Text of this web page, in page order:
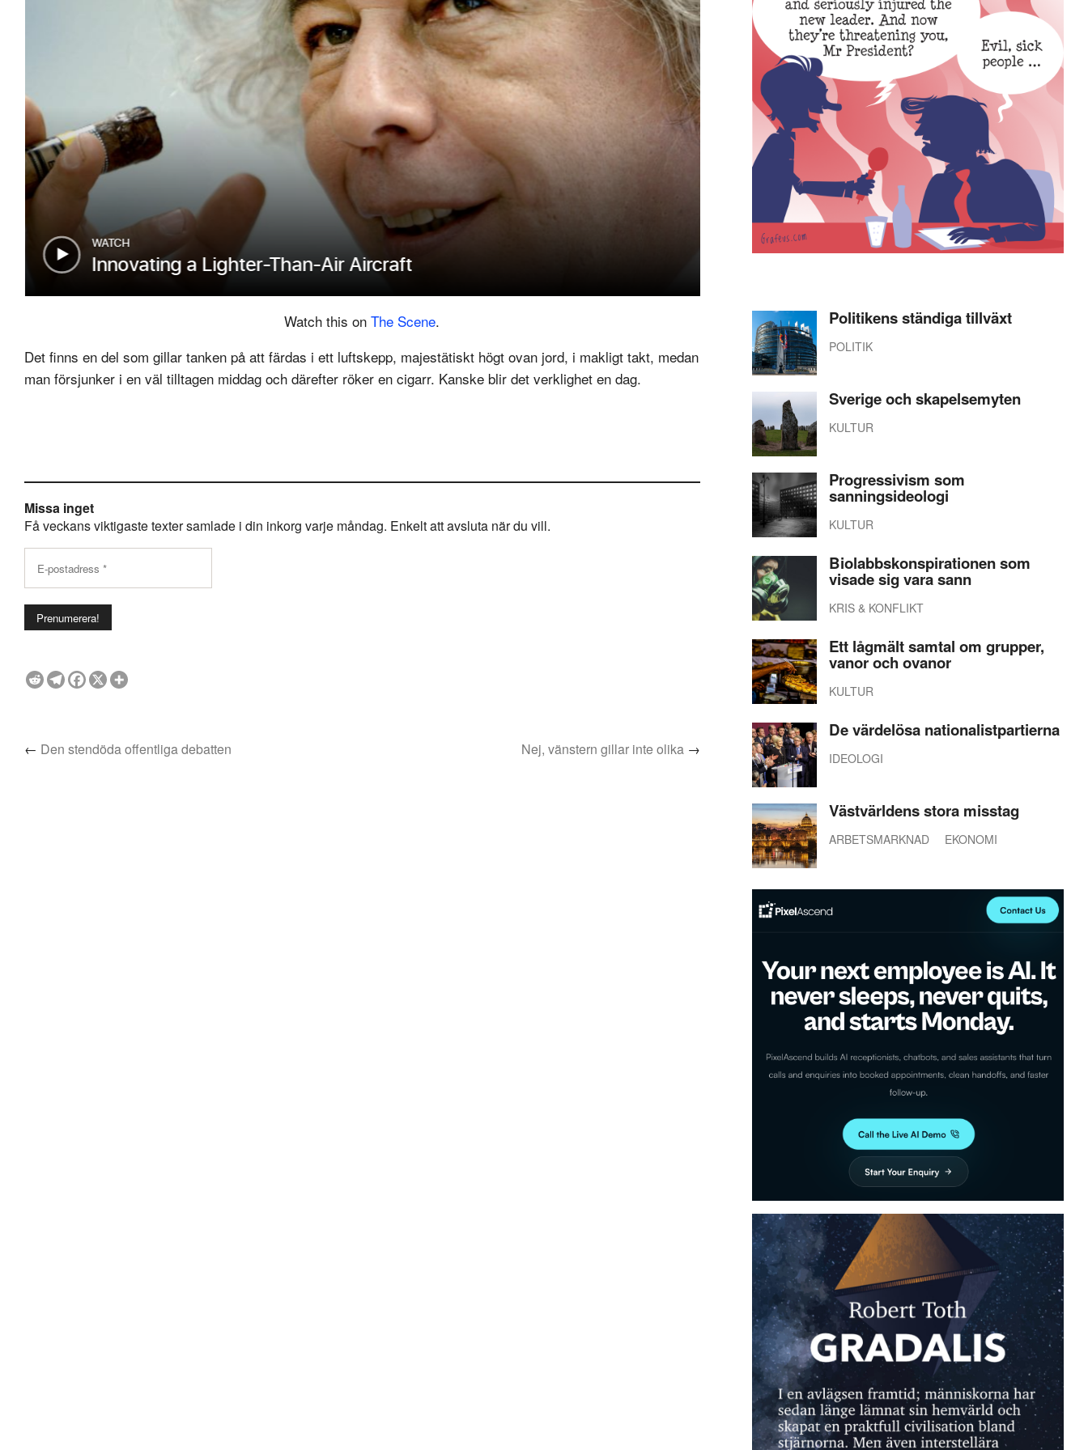
Watch this onThe Scene.
Det finns en del som gillar tanken på att färdas i ett luftskepp, majestätiskt högt ovan jord, i makligt takt, medan
man försjunker i en väl tilltagen middag och därefter röker en cigarr. Kanske blir det verklighet en dag.
Missa inget
Få veckans viktigaste texter samlade i din inkorg varje måndag. Enkelt att avsluta när du vill.
← Den stendöda offentliga debatten Nej, vänstern gillar inte olika→
Politikens ständiga tillväxt
POLITIK
Sverige och skapelsemyten
KULTUR
Progressivism som
sanningsideologi
KULTUR
Biolabbskonspirationen som
visade sig vara sann
KRIS & KONFLIKT
Ett lågmält samtal om grupper,
vanor och ovanor
KULTUR
De värdelösa nationalistpartierna
IDEOLOGI
Västvärldens stora misstag
ARBETSMARKNAD EKONOMI